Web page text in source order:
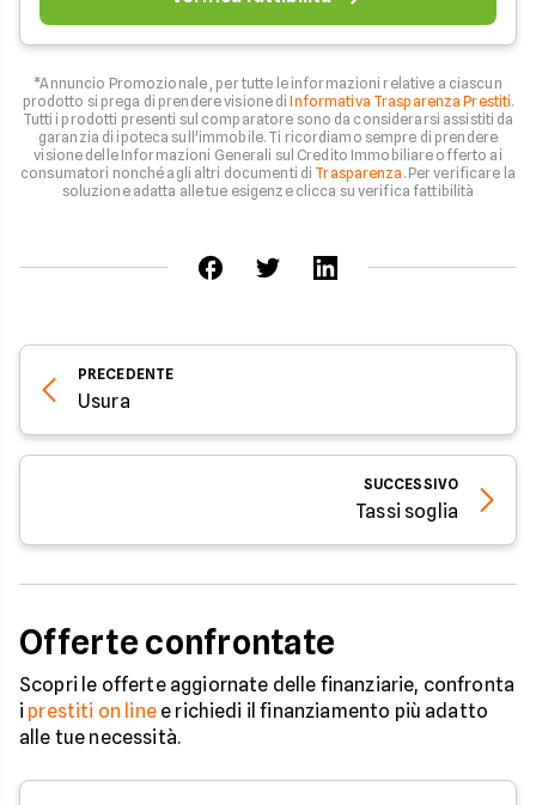
*Annuncio Promozionale , per tutte le informazioni relative a ciascun
prodotto si prega di prendere visione diInformativa Trasparenza Prestiti.
Tutti i prodotti presenti sul comparatore sono da considerarsi assistiti da
garanzia di ipoteca sull'immobile. Ti ricordiamo sempre di prendere
visione delle Informazioni Generali sul Credito Immobiliare offerto ai
consumatori nonché agli altri documenti di Trasparenza . Per verificare la
soluzione adatta alle tue esigenze clicca su verifica fattibilità
PRECEDENTE
Usura
SUCCESSIVO
Tassi soglia
Offerte confrontate
Scopri le offerte aggiornate delle finanziarie, confronta
i prestiti on linee richiedi il finanziamento più adatto
alle tue necessità.